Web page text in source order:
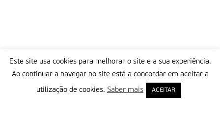
Este site usa cookies para melhorar o site e a sua experiência.
Ao continuar a navegar no site está a concordar em aceitar a
utilização de cookies. Saber mais ACEITAR